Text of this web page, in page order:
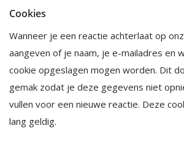
Cookies
Wanneer je een reactie achterlaat op
aangeven of je naam, je e-mailadres en
cookie opgeslagen mogen worden. Dit
gemak zodat je deze gegevens niet
vullen voor een nieuwe reactie. Deze
lang geldig.